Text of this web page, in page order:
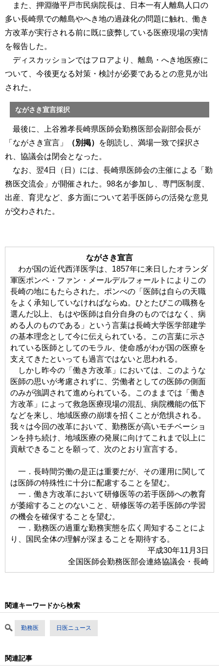
また、押淵徹平戸市民病院長は、日本一有人離島人口の
多い長崎県での離島やへき地の過疎化の問題に触れ、働き
方改革が実行される前に既に疲弊している医療現場の実情
を報告した。
ディスカッションではフロアより、離島・へき地医療に
ついて、今後更なる対策・検討が必要であるとの意見が出
された。
ながさき宣言採択
最後に、上谷雅孝長崎県医師会勤務医部会副部会長が
「ながさき宣言」
（別掲）
を朗読し、満場一致で採択さ
れ、協議会は閉会となった。
なお、翌4日（日）には、長崎県医師会の主催による「勤
務医交流会」が開催された。98名が参加し、専門医制度、
出産、育児など、多方面について若手医師らの活発な意見
が交わされた。
ながさき宣言
わが国の近代西洋医学は、1857年に来日したオランダ
軍医ポンペ・ファン・メールデルフォールトによりこの
長崎の地にもたらされた。ポンぺの「医師は自らの天職
をよく承知していなければならぬ。ひとたびこの職務を
選んだ以上、もはや医師は自分自身のものではなく、病
める人のものである」という言葉は長崎大学医学部建学
の基本理念として今に伝えられている。この言葉に示さ
れている医師としてのモラル、使命感がわが国の医療を
支えてきたといっても過言ではないと思われる。
しかし昨今の「働き方改革」においては、このような
医師の思いが考慮されずに、労働者としての医師の側面
のみが強調されて進められている。このままでは「働き
方改革」によって救急医療現場の混乱、病院機能の低下
などを来し、地域医療の崩壊を招くことが危惧される。
我々は今回の改革において、勤務医が高いモチベーショ
ンを持ち続け、地域医療の発展に向けてこれまで以上に
貢献できることを願って、次のとおり宣言する。
一．長時間労働の是正は重要だが、その運用に関して
は医師の特殊性に十分に配慮することを望む。
一．働き方改革において研修医等の若手医師への教育
が萎縮することのないこと、研修医等の若手医師の学習
の機会を確保することを望む。
一．勤務医の過重な勤務実態を広く周知することによ
り、国民全体の理解が深まることを期待する。
平成30年11月3日
全国医師会勤務医部会連絡協議会・長崎
関連キーワードから検索
勤務医 日医ニュース
関連記事